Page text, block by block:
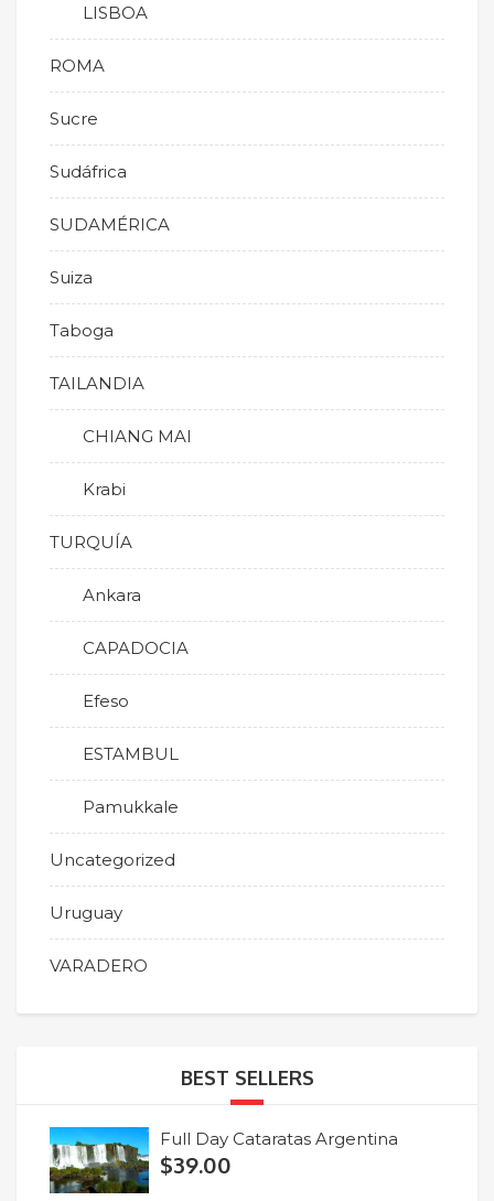
LISBOA
ROMA
Sucre
Sudáfrica
SUDAMÉRICA
Suiza
Taboga
TAILANDIA
CHIANG MAI
Krabi
TURQUÍA
Ankara
CAPADOCIA
Efeso
ESTAMBUL
Pamukkale
Uncategorized
Uruguay
VARADERO
BEST SELLERS
Full Day Cataratas Argentina
$39.00